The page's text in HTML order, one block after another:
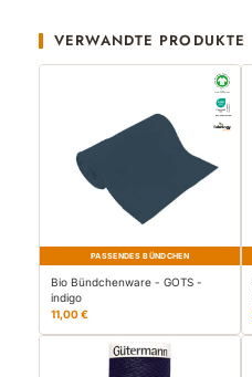
VERWANDTE PRODUKTE
PASSENDES BÜNDCHEN
Bio Bündchenware - GOTS -
indigo
11,00 €